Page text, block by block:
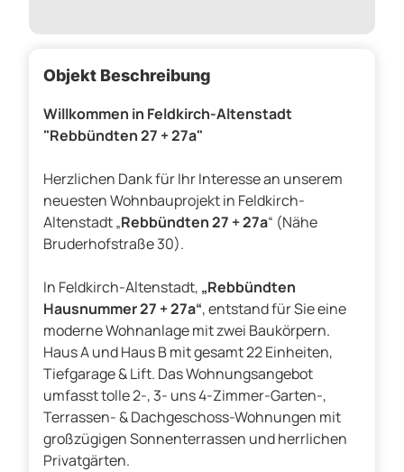
Objekt Beschreibung
Willkommen in Feldkirch-Altenstadt
"Rebbündten 27 + 27a"
Herzlichen Dank für Ihr Interesse an unserem
neuesten Wohnbauprojekt in Feldkirch-
Altenstadt „Rebbündten 27 + 27a“ (Nähe
Bruderhofstraße 30).
In Feldkirch-Altenstadt, „Rebbündten
Hausnummer 27 + 27a“, entstand für Sie eine
moderne Wohnanlage mit zwei Baukörpern.
Haus A und Haus B mit gesamt 22 Einheiten,
Tiefgarage & Lift. Das Wohnungsangebot
umfasst tolle 2-, 3- uns 4-Zimmer-Garten-,
Terrassen- & Dachgeschoss-Wohnungen mit
großzügigen Sonnenterrassen und herrlichen
Privatgärten.